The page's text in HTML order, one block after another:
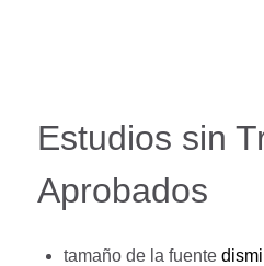
Estudios sin
Aprobados
tamaño de la fuente